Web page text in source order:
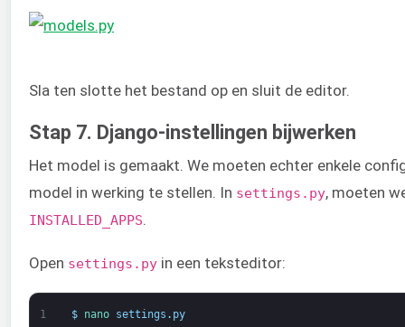
Sla ten slotte het bestand op en sluit de editor.
Stap 7. Django-instellingen bijwerken
Het model is gemaakt. We moeten echter enkele
model in werking te stellen. In settings.py, moeten
INSTALLED_APPS
Open settings.py in een teksteditor:
1 $ nano settings . py